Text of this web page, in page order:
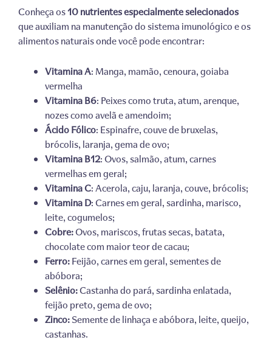
Conheça os10 nutrientes especialmente selecionados
que auxiliam na manutenção do sistema imunológico e os
alimentos naturais onde você pode encontrar:
Vitamina A: Manga, mamão, cenoura, goiaba
vermelha
Vitamina B6: Peixes como truta, atum, arenque,
nozes como avelã e amendoim;
Ácido Fólico: Espinafre, couve de bruxelas,
brócolis, laranja, gema de ovo;
Vitamina B12: Ovos, salmão, atum, carnes
vermelhas em geral;
Vitamina C: Acerola, caju, laranja, couve, brócolis;
Vitamina D: Carnes em geral, sardinha, marisco,
leite, cogumelos;
Cobre:Ovos, mariscos, frutas secas, batata,
chocolate com maior teor de cacau;
Ferro:Feijão, carnes em geral, sementes de
abóbora;
Selênio:Castanha do pará, sardinha enlatada,
feijão preto, gema de ovo;
Zinco:Semente de linhaça e abóbora, leite, queijo,
castanhas.